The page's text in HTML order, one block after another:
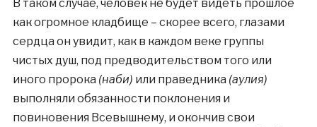
В таком случае, человек не будет видеть прошлое
как огромное кладбище – скорее всего, глазами
сердца он увидит, как в каждом веке группы
чистых душ, под предводительством того или
иного пророка (наби) или праведника (аулия)
выполняли обязанности поклонения и
повиновения Всевышнему, и окончив свои